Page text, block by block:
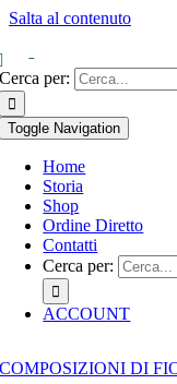
Salta al contenuto
Cerca per:
Toggle Navigation
Home
Storia
Shop
Ordine Diretto
Contatti
Cerca per:
ACCOUNT
COMPOSIZIONI DI